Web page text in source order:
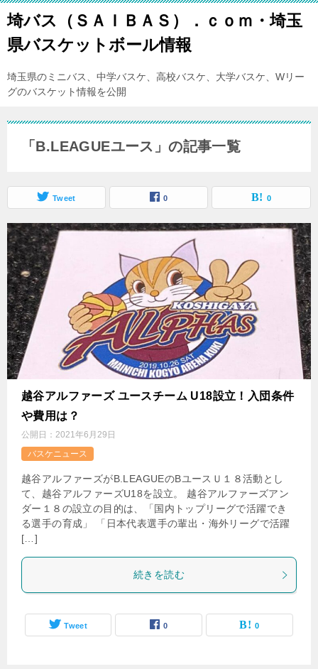
埼バス（ＳＡＩＢＡＳ）．ｃｏｍ・埼玉
県バスケットボール情報
埼玉県のミニバス、中学バスケ、高校バスケ、大学バスケ、Wリー
グのバスケット情報を公開
「B.LEAGUEユース」の記事一覧
Tweet 0 0
越谷アルファーズ ユースチーム U18設立！入団条件
や費用は？
公開日： 2021年6月29日
バスケニュース
越谷アルファーズがB.LEAGUEのBユースＵ１８活動とし
て、越谷アルファーズU18を設立。 越谷アルファーズアン
ダー１８の設立の目的は、「国内トップリーグで活躍でき
る選手の育成」 「日本代表選手の輩出・海外リーグで活躍
[…]
続きを読む
Tweet 0 0